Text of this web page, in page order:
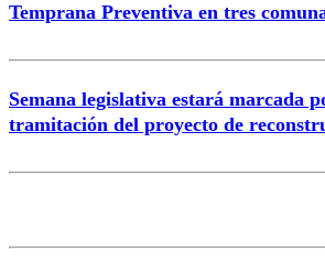
Temprana Preventiva en tres
Semana legislativa estará marcada
tramitación del proyecto de